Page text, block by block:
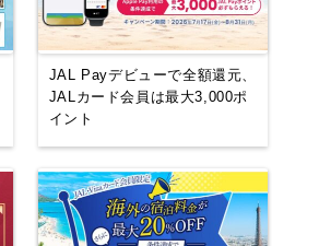
JAL Payデビューで全額還元、
JALカード会員は最大3,000ポ
イント